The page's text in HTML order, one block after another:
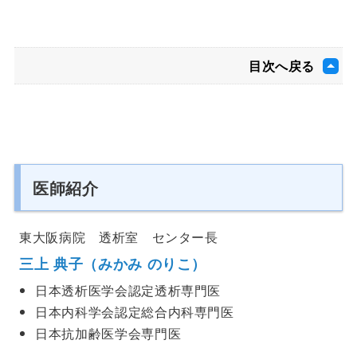
目次へ戻る
医師紹介
東大阪病院 透析室 センター長
三上 典子（みかみ のりこ）
日本透析医学会認定透析専門医
日本内科学会認定総合内科専門医
日本抗加齢医学会専門医